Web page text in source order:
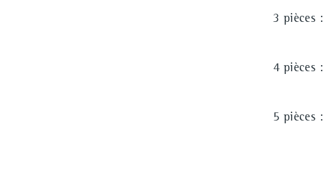
3 pièces :
4 pièces :
5 pièces :